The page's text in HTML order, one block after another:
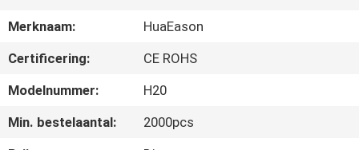
ONS
FABRIEKSREIS
KWALITEITSCONTROLE
Merknaam:
HuaEason
Certificering:
CE ROHS
Modelnummer:
H20
Min. bestelaantal:
2000pcs